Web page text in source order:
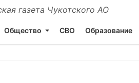
газета Чукотского АО
Общество СВО Образование